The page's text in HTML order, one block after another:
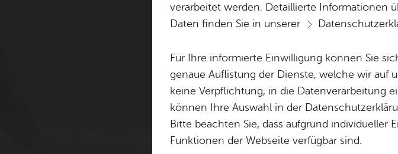
Cookie-Hinweis
Zum Laden dieser Karte wird eine Verbindung zu
andere Tracking-Technologien, um die Bedienung zu
verarbeitet werden. Detaillierte Informationen
Daten finden Sie in unserer
Für Ihre informierte Einwilligung können Sie
genaue Auflistung der Dienste, welche wir auf
keine Verpflichtung, in die Datenverarbeitung
können Ihre Auswahl in der
Bitte beachten Sie, dass aufgrund
Funktionen der Webseite verfügbar sind.